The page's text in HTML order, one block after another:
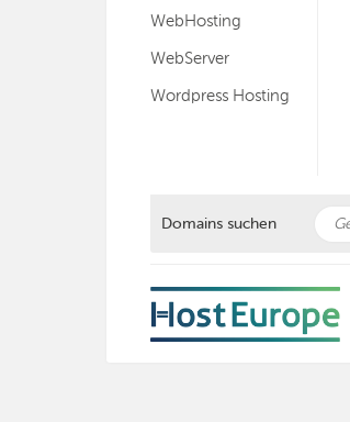
WebHosting
WebServer
Wordpress Hosting
Domains suchen